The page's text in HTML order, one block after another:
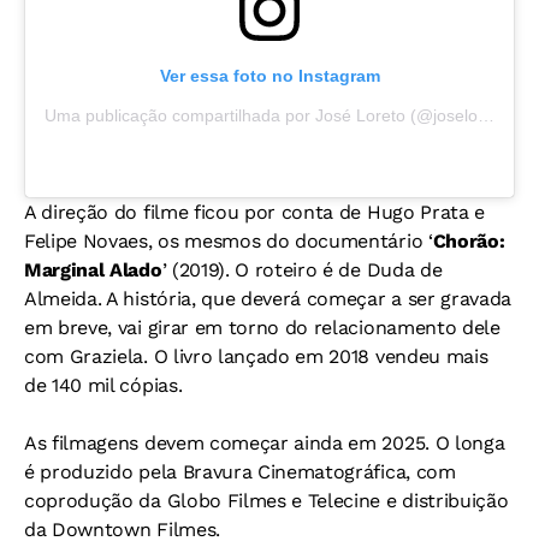
Ver essa foto no Instagram
A direção do filme ficou por conta de Hugo Prata e
Felipe Novaes, os mesmos do documentário ‘Chorão:
Marginal Alado’ (2019). O roteiro é de Duda de
Almeida. A história, que deverá começar a ser gravada
em breve, vai girar em torno do relacionamento dele
com Graziela. O livro lançado em 2018 vendeu mais
de 140 mil cópias.
As filmagens devem começar ainda em 2025. O longa
é produzido pela Bravura Cinematográfica, com
coprodução da Globo Filmes e Telecine e distribuição
da Downtown Filmes.